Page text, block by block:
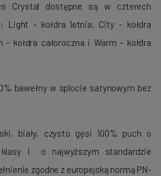
Crystal dostępne są w czterech
Light - kołdra letnia, City - kołdra
- kołdra całoroczna i Warm - kołdra
bawełny w splocie satynowym bez
biały, czysto gęsi 100% puch o
I o najwyższym standardzie
zgodne z europejską normą PN-